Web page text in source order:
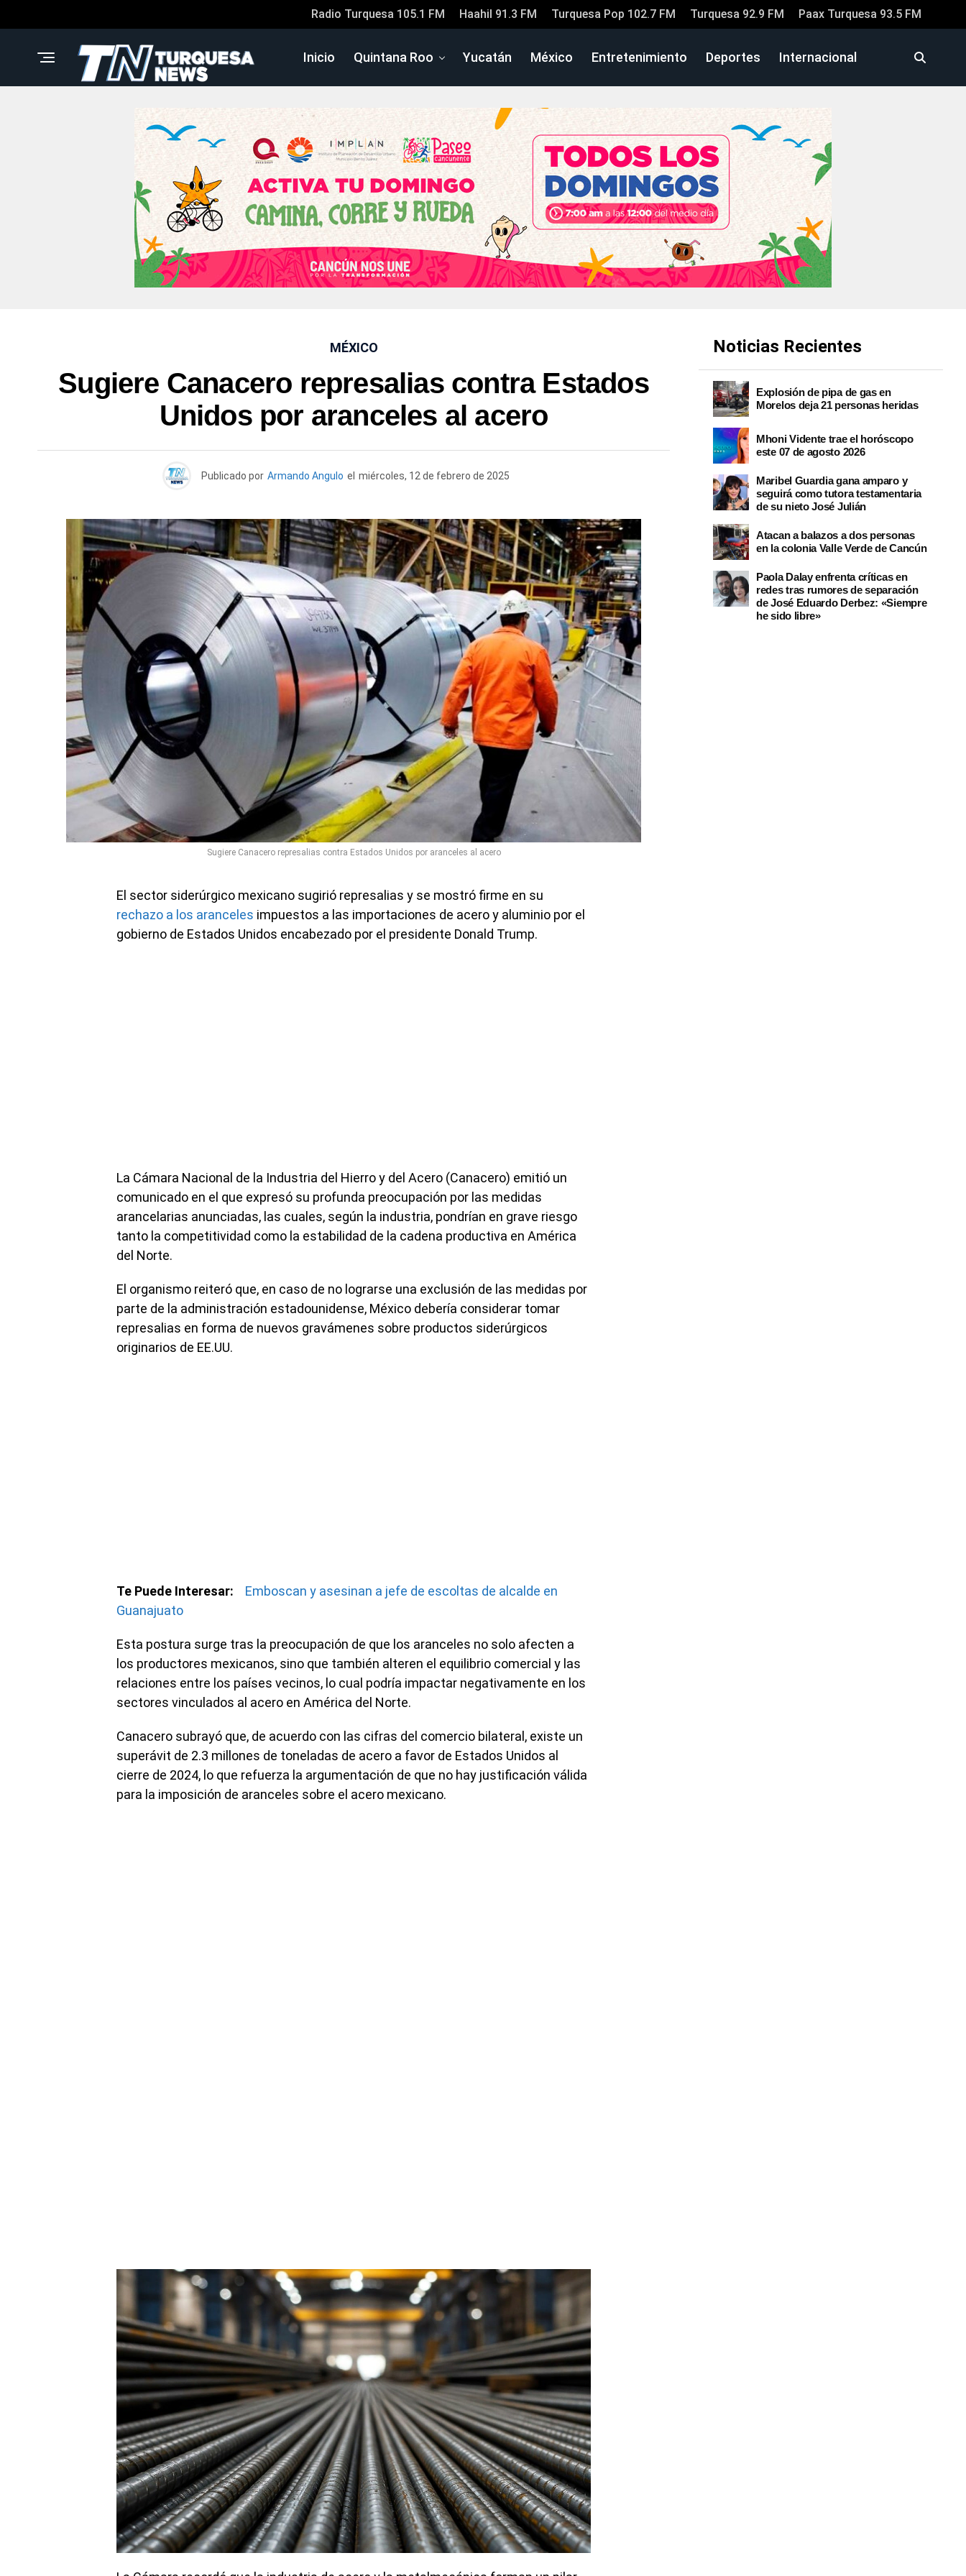
Radio Turquesa 105.1 FM Haahil 91.3 FM Turquesa Pop 102.7 FM Turquesa 92.9 FM Paax Turquesa 93.5 FM
Inicio Quintana Roo Yucatán México Entretenimiento Deportes Internacional
MÉXICO
Sugiere Canacero represalias contra Estados
Unidos por aranceles al acero
Publicado por Armando Angulo el miércoles, 12 de febrero de 2025
Sugiere Canacero represalias contra Estados Unidos por aranceles al acero
El sector siderúrgico mexicano sugirió represalias y se mostró firme en su
rechazo a los aranceles impuestos a las importaciones de acero y aluminio por el
gobierno de Estados Unidos encabezado por el presidente Donald Trump.
La Cámara Nacional de la Industria del Hierro y del Acero (Canacero) emitió un
comunicado en el que expresó su profunda preocupación por las medidas
arancelarias anunciadas, las cuales, según la industria, pondrían en grave riesgo
tanto la competitividad como la estabilidad de la cadena productiva en América
del Norte.
El organismo reiteró que, en caso de no lograrse una exclusión de las medidas por
parte de la administración estadounidense, México debería considerar tomar
represalias en forma de nuevos gravámenes sobre productos siderúrgicos
originarios de EE.UU.
Te Puede Interesar:
Emboscan y asesinan a jefe de escoltas de alcalde en
Guanajuato
Esta postura surge tras la preocupación de que los aranceles no solo afecten a
los productores mexicanos, sino que también alteren el equilibrio comercial y las
relaciones entre los países vecinos, lo cual podría impactar negativamente en los
sectores vinculados al acero en América del Norte.
Canacero subrayó que, de acuerdo con las cifras del comercio bilateral, existe un
superávit de 2.3 millones de toneladas de acero a favor de Estados Unidos al
cierre de 2024, lo que refuerza la argumentación de que no hay justificación válida
para la imposición de aranceles sobre el acero mexicano.
Noticias Recientes
Explosión de pipa de gas en
Morelos deja 21 personas heridas
Mhoni Vidente trae el horóscopo
este 07 de agosto 2026
Maribel Guardia gana amparo y
seguirá como tutora testamentaria
de su nieto José Julián
Atacan a balazos a dos personas
en la colonia Valle Verde de Cancún
Paola Dalay enfrenta críticas en
redes tras rumores de separación
de José Eduardo Derbez: «Siempre
he sido libre»